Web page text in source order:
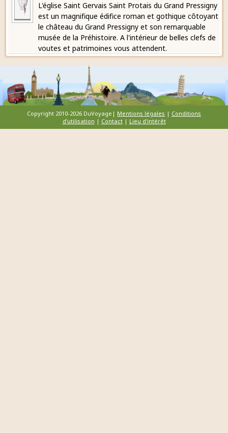
L'église Saint Gervais Saint Protais du Grand Pressigny
est un magnifique édifice roman et gothique côtoyant
le château du Grand Pressigny et son remarquable
musée de la Préhistoire. A l'intérieur de belles clefs de
voutes et patrimoines vous attendent.
Copyright 2010-2026 DuVoyage| Mentions légales | Conditions
d'utilisation | Contact| Lieu d'intérêt